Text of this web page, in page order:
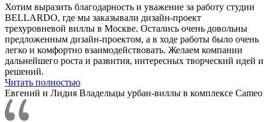
Хотим выразить благодарность и уважение за работу студии
BELLARDO, где мы заказывали дизайн-проект
трехуровневой виллы в Москве. Остались очень довольны
предложенным дизайн-проектом, а в ходе работы было очень
легко и комфортно взаимодействовать. Желаем компании
дальнейшего роста и развития, интересных творческий идей и
решений.
Читать полностью
Евгений и Лидия Владельцы урбан-виллы в комплексе Cameo